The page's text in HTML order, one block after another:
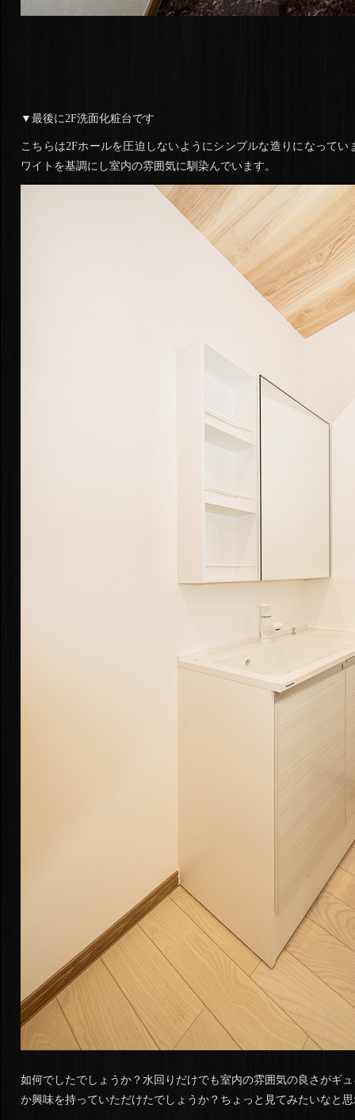
▼最後に2F洗面化粧台です
こちらは2Fホールを圧迫しないようにシンプルな造りになって
ワイトを基調にし室内の雰囲気に馴染んでいます。
如何でしたでしょうか？水回りだけでも室内の雰囲気の良さがギ
か興味を持っていただけたでしょうか？ちょっと見てみたいなと